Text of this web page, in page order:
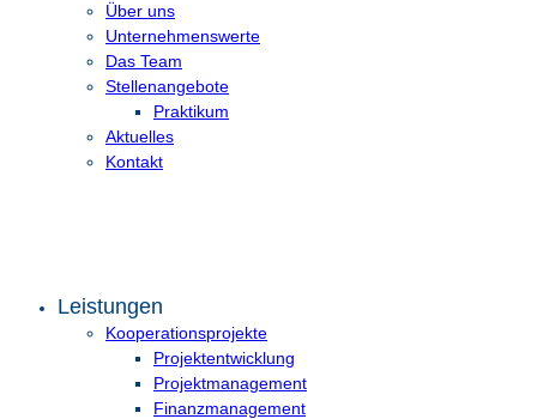
Über uns
Unternehmenswerte
Das Team
Stellenangebote
Praktikum
Aktuelles
Kontakt
Leistungen
Kooperationsprojekte
Projektentwicklung
Projektmanagement
Finanzmanagement